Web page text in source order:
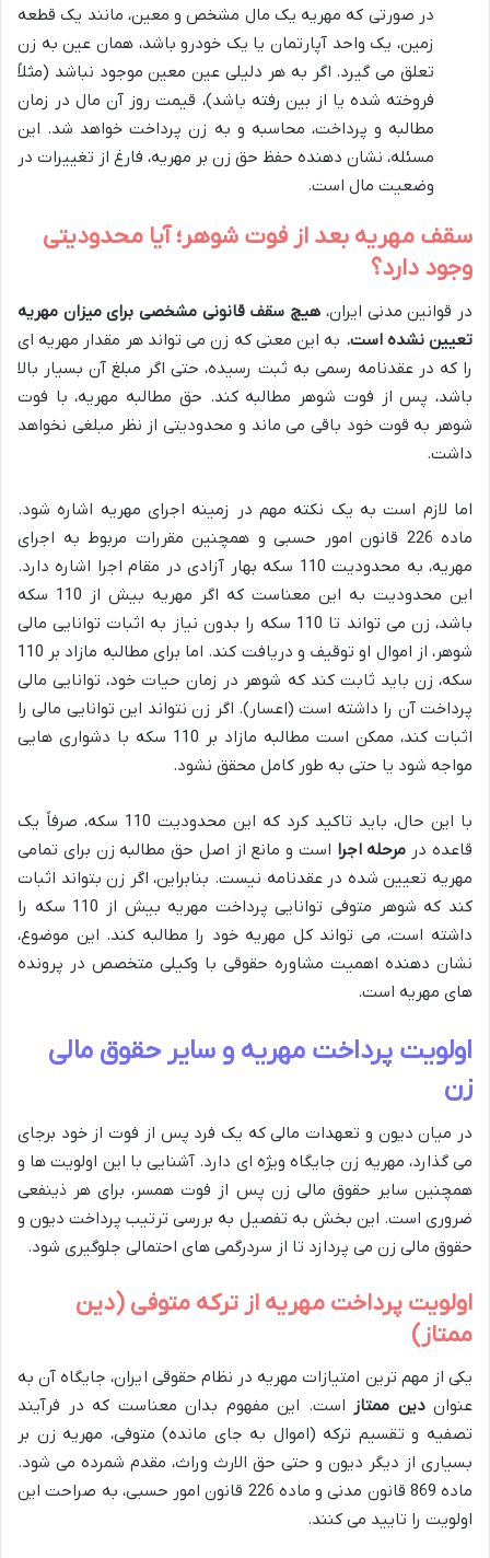
در صورتی که مهریه یک مال مشخص و معین، مانند یک قطعه
زمین، یک واحد آپارتمان یا یک خودرو باشد، همان عین به زن
تعلق می گیرد. اگر به هر دلیلی عین معین موجود نباشد (مثلاً
فروخته شده یا از بین رفته باشد)، قیمت روز آن مال در زمان
مطالبه و پرداخت، محاسبه و به زن پرداخت خواهد شد. این
مسئله، نشان دهنده حفظ حق زن بر مهریه، فارغ از تغییرات در
وضعیت مال است.
سقف مهریه بعد از فوت شوهر؛ آیا محدودیتی
وجود دارد؟
در قوانین مدنی ایران، هیچ سقف قانونی مشخصی برای میزان مهریه
تعیین نشده است. به این معنی که زن می تواند هر مقدار مهریه ای
را که در عقدنامه رسمی به ثبت رسیده، حتی اگر مبلغ آن بسیار بالا
باشد، پس از فوت شوهر مطالبه کند. حق مطالبه مهریه، با فوت
شوهر به قوت خود باقی می ماند و محدودیتی از نظر مبلغی نخواهد
داشت.
اما لازم است به یک نکته مهم در زمینه اجرای مهریه اشاره شود.
ماده 226 قانون امور حسبی و همچنین مقررات مربوط به اجرای
مهریه، به محدودیت 110 سکه بهار آزادی در مقام اجرا اشاره دارد.
این محدودیت به این معناست که اگر مهریه بیش از 110 سکه
باشد، زن می تواند تا 110 سکه را بدون نیاز به اثبات توانایی مالی
شوهر، از اموال او توقیف و دریافت کند. اما برای مطالبه مازاد بر 110
سکه، زن باید ثابت کند که شوهر در زمان حیات خود، توانایی مالی
پرداخت آن را داشته است (اعسار). اگر زن نتواند این توانایی مالی را
اثبات کند، ممکن است مطالبه مازاد بر 110 سکه با دشواری هایی
مواجه شود یا حتی به طور کامل محقق نشود.
با این حال، باید تاکید کرد که این محدودیت 110 سکه، صرفاً یک
قاعده در مرحله اجرا است و مانع از اصل حق مطالبه زن برای تمامی
مهریه تعیین شده در عقدنامه نیست. بنابراین، اگر زن بتواند اثبات
کند که شوهر متوفی توانایی پرداخت مهریه بیش از 110 سکه را
داشته است، می تواند کل مهریه خود را مطالبه کند. این موضوع،
نشان دهنده اهمیت مشاوره حقوقی با وکیلی متخصص در پرونده
های مهریه است.
اولویت پرداخت مهریه و سایر حقوق مالی
زن
در میان دیون و تعهدات مالی که یک فرد پس از فوت از خود برجای
می گذارد، مهریه زن جایگاه ویژه ای دارد. آشنایی با این اولویت ها و
همچنین سایر حقوق مالی زن پس از فوت همسر، برای هر ذینفعی
ضروری است. این بخش به تفصیل به بررسی ترتیب پرداخت دیون و
حقوق مالی زن می پردازد تا از سردرگمی های احتمالی جلوگیری شود.
اولویت پرداخت مهریه از ترکه متوفی (دین
ممتاز)
یکی از مهم ترین امتیازات مهریه در نظام حقوقی ایران، جایگاه آن به
عنواندین ممتاز است. این مفهوم بدان معناست که در فرآیند
تصفیه و تقسیم ترکه (اموال به جای مانده) متوفی، مهریه زن بر
بسیاری از دیگر دیون و حتی حق الارث وراث، مقدم شمرده می شود.
ماده 869 قانون مدنی و ماده 226 قانون امور حسبی، به صراحت این
اولویت را تایید می کنند.